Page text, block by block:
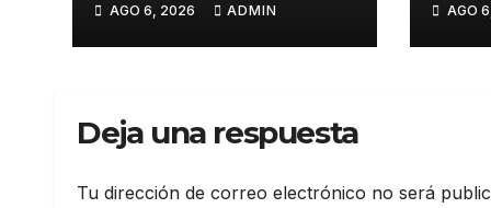
conflictos
innecesarios
AGO 6, 2026 ADMIN AGO
Deja una respuesta
Tu dirección de correo electrónico no será